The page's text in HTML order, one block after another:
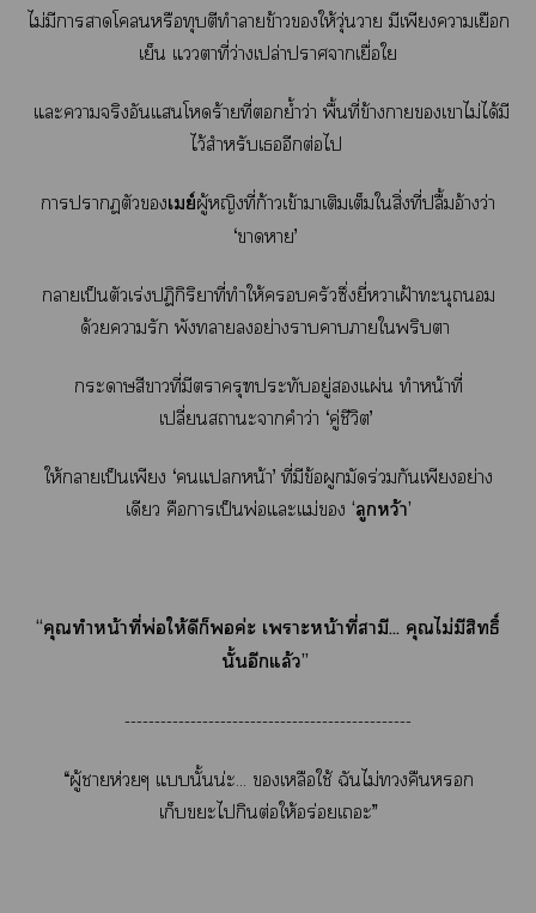
ไม่มีาาโหรือทุบตีทำาข้าวให้วุ่นวาย มีเพียงาเยือก
เย็น แาที่ว่างเปล่าาาเยื่อใ
แะาจริงอันแโร้ายที่ย้ำว่า พื้นที่ข้างาเาไม่ได้มี
ไว้สำหรับเอีกต่อไ
าาตัวเย์ผู้หญิงที่ก้าวเข้าาเติมเต็มใสิ่งที่ปลื้มอ้างว่า
‘าา’
าเป็นตัวเร่งปฏิกิริยาที่ทำให้ครัวซึ่งยี่าเฝ้าทะนุถนอม
ด้วยารัก พังาอย่างาาาใพริบา
ะาสีาที่มีาครุฑประทับอยู่แผ่น ทำหน้าที่
เปลี่ยนาะาคำว่า ‘คู่ชีวิต’
ให้าเป็นเพียง ‘แหน้า’ ที่มีข้อผูกมัดร่วมกันเพียงอย่าง
เดียว คือาเป็นพ่อแะแม่ ‘ลูกหว้า’
“คุณทำหน้าที่พ่อให้ดีก็ค่ะ เาะหน้าที่สามี... คุณไม่มีสิทธิ์
นั้นอีกแล้ว”
------------------------------------------------
“ผู้าห่วยๆ แนั้นน่ะ... เหลือใช้ ฉันไม่คืน
เก็บะไกินต่อให้อร่อยเะ”